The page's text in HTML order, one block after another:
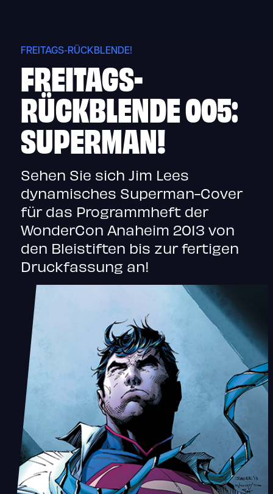
FREITAGS-RÜCKBLENDE!
FREITAGS-
RÜCKBLENDE 005:
SUPERMAN!
Sehen Sie sich Jim Lees
dynamisches Superman-Cover
für das Programmheft der
WonderCon Anaheim 2013 von
den Bleistiften bis zur fertigen
Druckfassung an!